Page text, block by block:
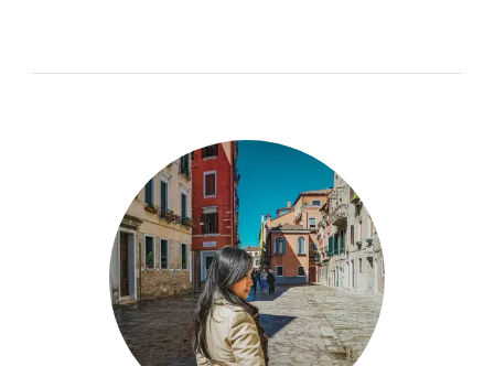
備
繼
續
——
倒